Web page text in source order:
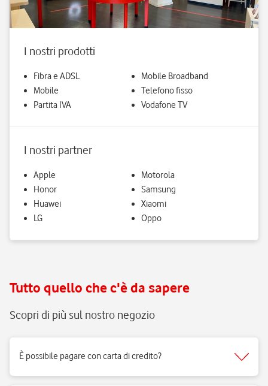
I nostri prodotti
Fibra e ADSL
Mobile
Partita IVA
Mobile Broadband
Telefono fisso
Vodafone TV
I nostri partner
Apple
Honor
Huawei
LG
Motorola
Samsung
Xiaomi
Oppo
Tutto quello che c'è da sapere
Scopri di più sul nostro negozio
È possibile pagare con carta di credito?